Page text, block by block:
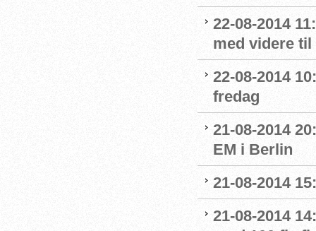
22-08-2014
med videre
22-08-2014
fredag
21-08-2014
EM i Berlin
21-08-2014
21-08-2014